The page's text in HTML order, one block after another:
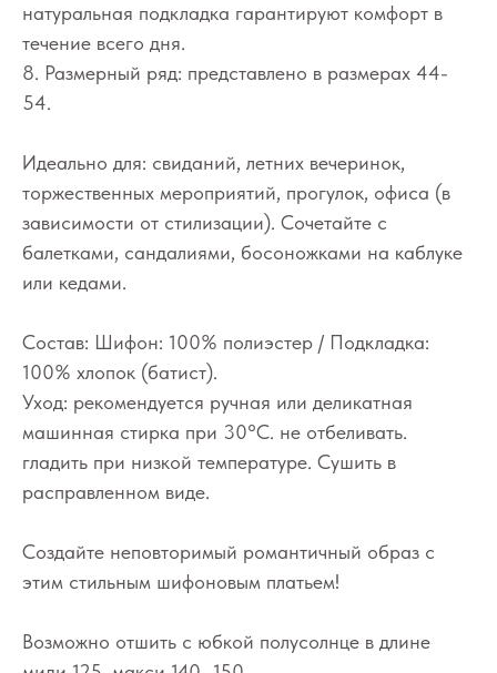
натуральная подкладка гарантируют комфорт в
течение всего дня.
8. Размерный ряд: представлено в размерах 44-
54.
Идеально для: свиданий, летних вечеринок,
торжественных мероприятий, прогулок, офиса (в
зависимости от стилизации). Сочетайте с
балетками, сандалиями, босоножками на каблуке
или кедами.
Состав: Шифон: 100% полиэстер / Подкладка:
100% хлопок (батист).
Уход: рекомендуется ручная или деликатная
машинная стирка при 30°C. не отбеливать.
гладить при низкой температуре. Сушить в
расправленном виде.
Создайте неповторимый романтичный образ с
этим стильным шифоновым платьем!
Возможно отшить с юбкой полусолнце в длине